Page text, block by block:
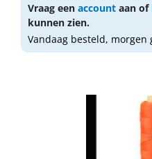
Vraag een account aan of
kunnen zien.
Vandaag besteld, morgen